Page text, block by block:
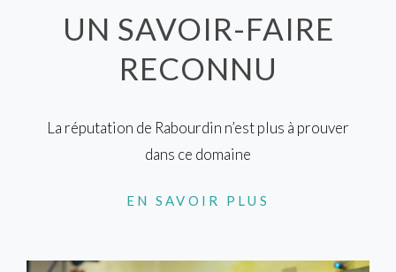
UN SAVOIR-FAIRE
RECONNU
La réputation de Rabourdin n’est plus à prouver
dans ce domaine
EN SAVOIR PLUS